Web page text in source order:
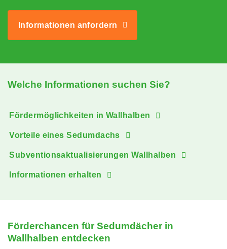
Informationen anfordern
Welche Informationen suchen Sie?
Fördermöglichkeiten in Wallhalben
Vorteile eines Sedumdachs
Subventionsaktualisierungen Wallhalben
Informationen erhalten
Förderchancen für Sedumdächer in
Wallhalben entdecken